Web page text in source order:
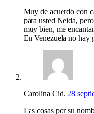
Muy de acuerdo con
para usted Neida,
muy bien, me
En Venezuela no hay
Carolina Cid. 28
Las cosas por su